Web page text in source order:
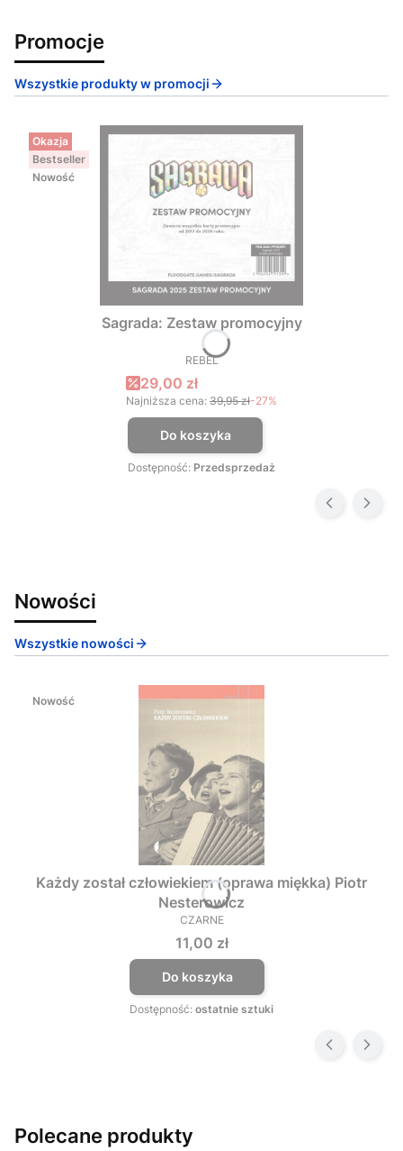
Promocje
Wszystkie produkty w promocji
Okazja
Bestseller
Nowość
Sagrada: Zestaw promocyjny
PRODUCENT
REBEL
Cena promocyjna
29,00 zł
Najniższa cena: 39,95 zł-27%
Do koszyka
Dostępność: Przedsprzedaż
Nowości
Wszystkie nowości
Nowość
Każdy został człowiekiem (oprawa miękka) Piotr
Nesterowicz
PRODUCENT
CZARNE
Cena
11,00 zł
Do koszyka
Dostępność: ostatnie sztuki
Polecane produkty